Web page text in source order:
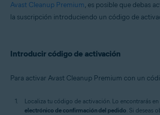
Avast Cleanup Premium, es posible que debas
la suscripción introduciendo un código de
Introducir código de activación
Para activar Avast Cleanup Premium con un
Localiza tu código de activación. Lo encontrarás en
electrónico de confirmación del pedido. Si deseas